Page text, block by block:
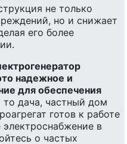
не только
но и снижает
его более
надежное и
для обеспечения
то дача, частный дом
готов к работе
электроснабжение в
о частых